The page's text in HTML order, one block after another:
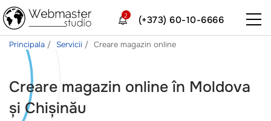
(+373) 60-10-6666
2
Principala Servicii Creare magazin online
Creare magazin online în Moldova
și Chișinău